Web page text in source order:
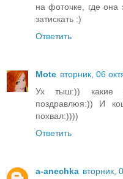
на фоточке, где она
затискать :)
Ответить
Mote вторник, 06
Ух тыш:)) какие
поздравлюя:)) И
похвал:))))
Ответить
a-anechka вторник,